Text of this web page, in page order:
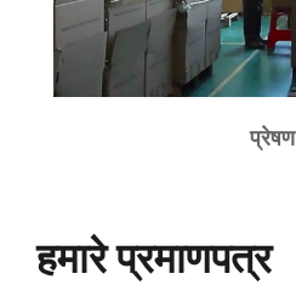
प्रेषण
हमारे प्रमाणपत्र